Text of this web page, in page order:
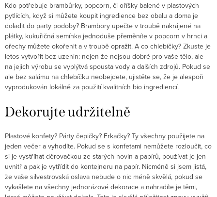
Kdo potřebuje brambůrky, popcorn, či oříšky balené v plastových
pytlících, když si můžete koupit ingredience bez obalu a doma je
doladit do party podoby? Brambory upečte v troubě nakrájené na
plátky, kukuřičná semínka jednoduše přeměníte v popcorn v hrnci a
ořechy můžete okořenit a v troubě opražit. A co chlebíčky? Zkuste je
letos vytvořit bez uzenin: nejen že nejsou dobré pro vaše tělo, ale
na jejich výrobu se vyplýtvá spousta vody a dalších zdrojů. Pokud se
ale bez salámu na chlebíčku neobejdete, ujistěte se, že je alespoň
vyprodukován lokálně za použití kvalitních bio ingrediencí.
Dekorujte udržitelně
Plastové konfety? Párty čepičky? Frkačky? Ty všechny použijete na
jeden večer a vyhodíte. Pokud se s konfetami nemůžete rozloučit, co
si je vystříhat děrovačkou ze starých novin a papírů, používat je jen
uvnitř a pak je vytřídit do kontejneru na papír. Nicméně si jsem jistá,
že vaše silvestrovská oslava nebude o nic méně skvělá, pokud se
vykašlete na všechny jednorázové dekorace a nahradíte je těmi,